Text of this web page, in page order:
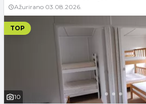
Ažurirano 03.08.2026.
TOP
10